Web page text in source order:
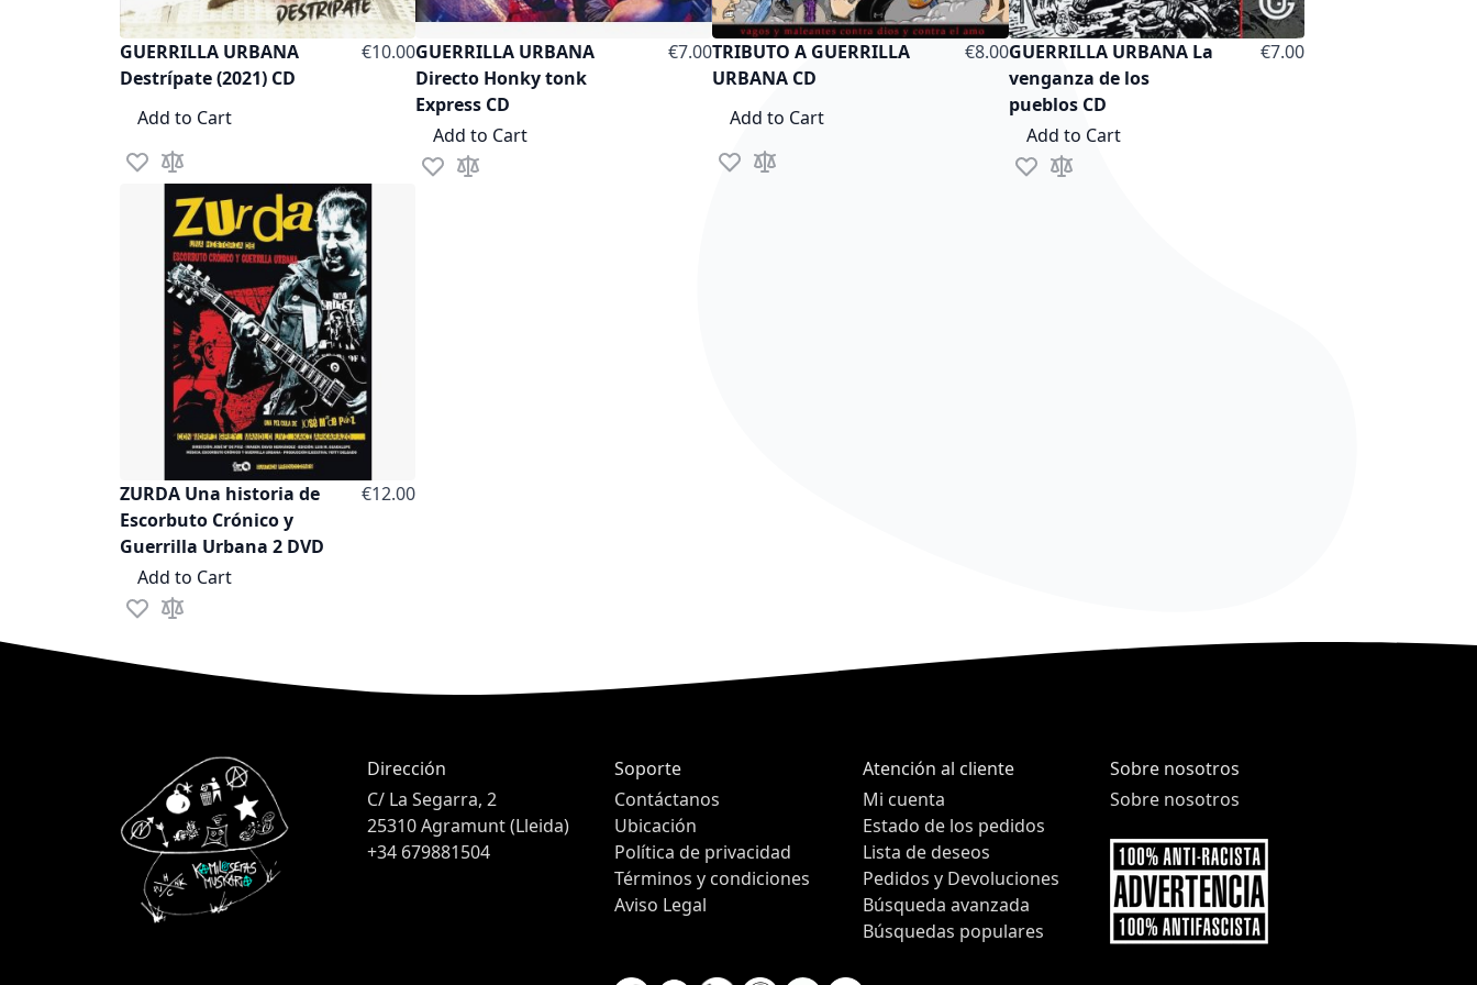
GUERRILLA URBANA
Destrípate (2021) CD
€10.00
Add to Cart
Add to Wish List
Add to Compare
GUERRILLA URBANA
Directo Honky tonk
Express CD
€7.00
Add to Cart
Add to Wish List
Add to Compare
TRIBUTO A GUERRILLA
URBANA CD
€8.00
Add to Cart
Add to Wish List
Add to Compare
GUERRILLA URBANA La
venganza de los
pueblos CD
€7.00
Add to Cart
Add to Wish List
Add to Compare
ZURDA Una historia de
Escorbuto Crónico y
Guerrilla Urbana 2 DVD
€12.00
Add to Cart
Add to Wish List
Add to Compare
Dirección
C/ La Segarra, 2
25310 Agramunt (Lleida)
+34 679881504
Soporte
Contáctanos
Ubicación
Política de privacidad
Términos y condiciones
Aviso Legal
Atención al cliente
Mi cuenta
Estado de los pedidos
Lista de deseos
Pedidos y Devoluciones
Búsqueda avanzada
Búsquedas populares
Sobre nosotros
Sobre nosotros